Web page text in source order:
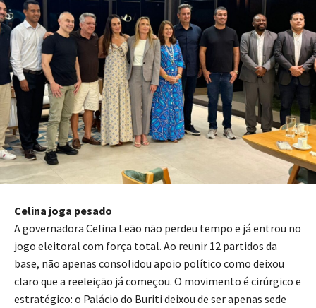
Celina joga pesado
A governadora Celina Leão não perdeu tempo e já entrou no
jogo eleitoral com força total. Ao reunir 12 partidos da
base, não apenas consolidou apoio político como deixou
claro que a reeleição já começou. O movimento é cirúrgico e
estratégico: o Palácio do Buriti deixou de ser apenas sede